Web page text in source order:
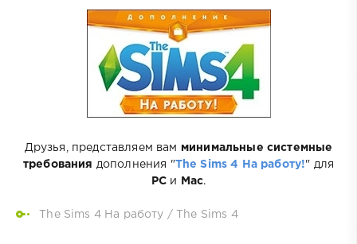
Друзья, представляем вам
минимальные системные
требования
дополнения " The Sims 4 На работу!" для
PC и Mac.
The Sims 4 На работу / The Sims 4